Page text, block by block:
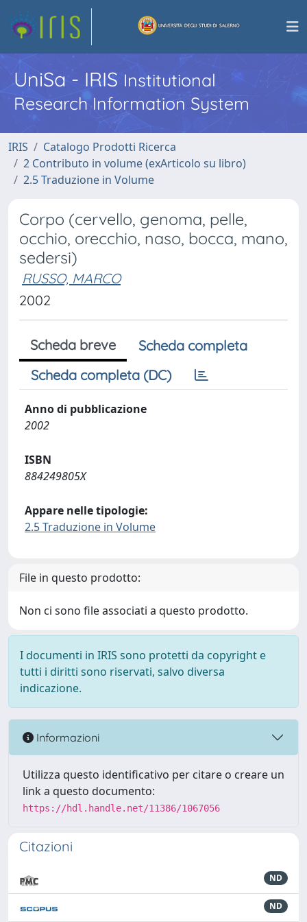
UniSa - IRISInstitutional
Research Information System
IRIS
Catalogo Prodotti Ricerca
2 Contributo in volume (exArticolo su libro)
2.5 Traduzione in Volume
Corpo (cervello, genoma, pelle,
occhio, orecchio, naso, bocca, mano,
sedersi)
RUSSO, MARCO
2002
Scheda breve
Scheda completa
Scheda completa (DC)
Anno di pubblicazione
2002
ISBN
884249805X
Appare nelle tipologie:
2.5 Traduzione in Volume
File in questo prodotto:
Non ci sono file associati a questo prodotto.
I documenti in IRIS sono protetti da copyright e
tutti i diritti sono riservati, salvo diversa
indicazione.
Informazioni
Utilizza questo identificativo per citare o creare un
link a questo documento:
https://hdl.handle.net/11386/1067056
Citazioni
ND
ND